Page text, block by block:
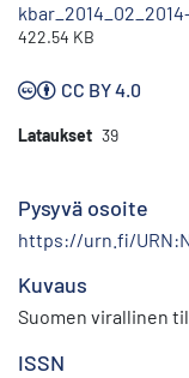
422.54 KB
CC BY 4.0
Lataukset 39
Pysyvä osoite
https://urn.fi/
Kuvaus
Suomen virallinen
ISSN